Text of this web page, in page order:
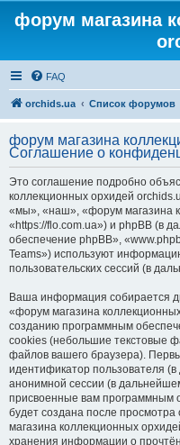
форум магазина
FAQ
orchids.ua Список форумов
форум магазина
Соглашение о
Это соглашение подробно
коллекционных орхидей
«мы», «наш», «форум магазина
«https://flo.com.ua») и phpBB (в
обеспечение phpBB»,
Teams») используют
пользовательских сессий (в
Ваша информация собирается
«форум магазина
созданию программным
cookies (небольшие текстовые
файлов вашего браузера).
идентификатор пользователя
анонимной сессии (в
присвоенные вам программным
будет создана после
магазина коллекционных
хранения информации о